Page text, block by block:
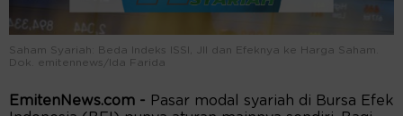
Saham Syariah: Beda Indeks ISSI, JII dan Efeknya ke Harga Saham.
Dok. emitennews/Ida Farida
EmitenNews.com - Pasar modal syariah di Bursa Efek